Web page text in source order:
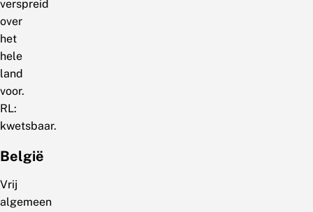
verspreid
over
het
hele
land
voor.
RL:
kwetsbaar.
België
Vrij
algemeen